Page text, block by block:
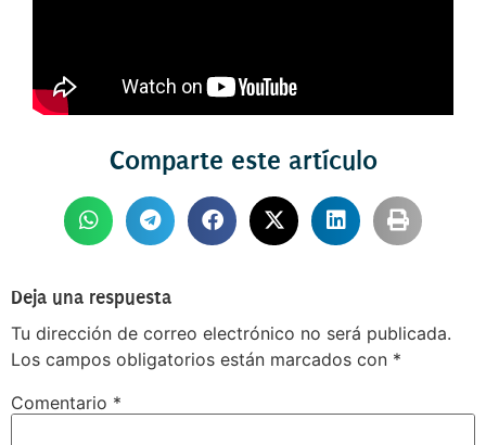
Comparte este artículo
Deja una respuesta
Tu dirección de correo electrónico no será publicada.
Los campos obligatorios están marcados con *
Comentario *